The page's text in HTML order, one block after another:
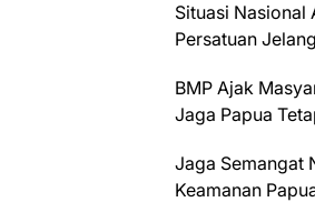
Situasi Nasional
Persatuan
BMP Ajak
Jaga Papua
Jaga Semangat
Keamanan